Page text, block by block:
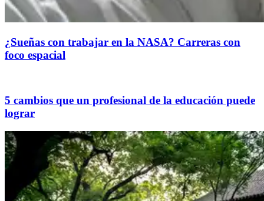
¿Sueñas con trabajar en la NASA? Carreras con
foco espacial
5 cambios que un profesional de la educación puede
lograr